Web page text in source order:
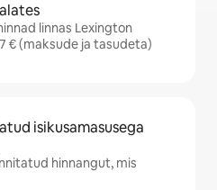
linnas Lexington
€ (maksude ja tasudeta)
isikusamasusega
hinnangut, mis